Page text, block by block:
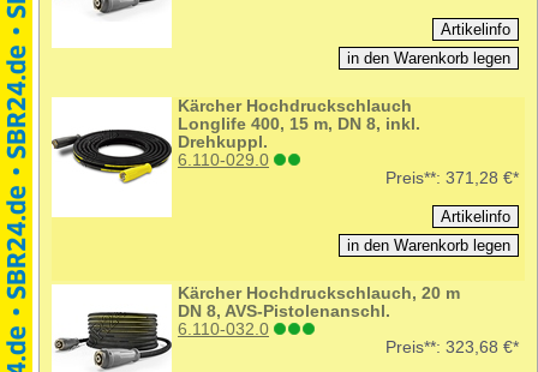
Kärcher Hochdruckschlauch
Longlife 400, 15 m, DN 8, inkl.
Drehkuppl.
6.110-029.0
Preis**: 371,28 €*
Kärcher Hochdruckschlauch, 20 m
DN 8, AVS-Pistolenanschl.
6.110-032.0
Preis**: 323,68 €*